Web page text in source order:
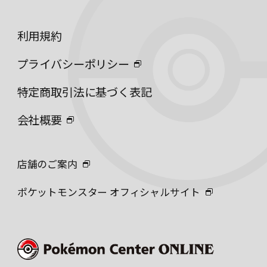
利用規約
プライバシーポリシー
特定商取引法に基づく表記
会社概要
店舗のご案内
ポケットモンスター オフィシャルサイト